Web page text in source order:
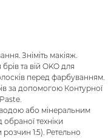
Зніміть макіяж.
та вій OKO для
перед фарбуванням.
за допомогою Контурної
або мінеральним
техніки
1:5). Ретельно